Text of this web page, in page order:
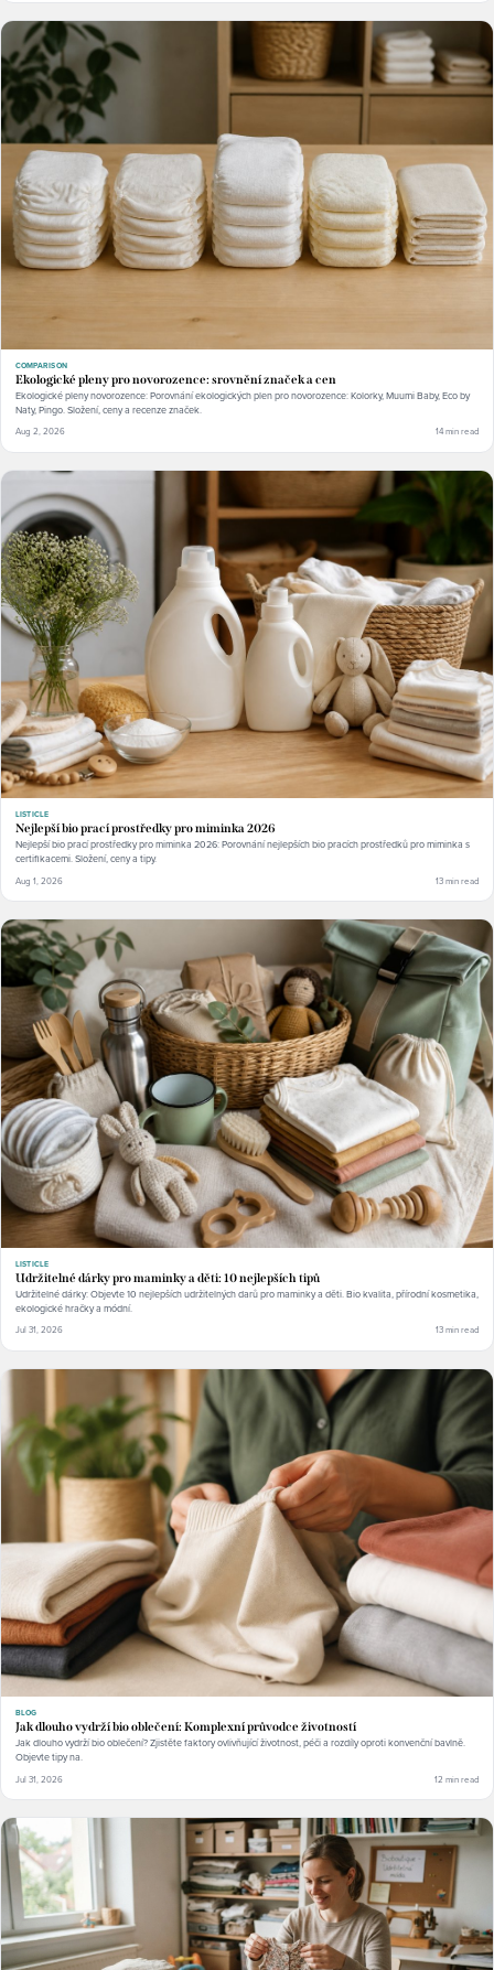
COMPARISON
Ekologické pleny pro novorozence: srovnění značek a cen
Ekologické pleny novorozence: Porovnání ekologických plen pro novorozence: Kolorky, Muumi Baby, Eco by
Naty, Pingo. Složení, ceny a recenze značek.
Aug 2, 2026 14 min read
LISTICLE
Nejlepší bio prací prostředky pro miminka 2026
Nejlepší bio prací prostředky pro miminka 2026: Porovnání nejlepších bio pracích prostředků pro miminka s
certifikacemi. Složení, ceny a tipy.
Aug 1, 2026 13 min read
LISTICLE
Udržitelné dárky pro maminky a děti: 10 nejlepších tipů
Udržitelné dárky: Objevte 10 nejlepších udržitelných darů pro maminky a děti. Bio kvalita, přírodní kosmetika,
ekologické hračky a módní.
Jul 31, 2026 13 min read
BLOG
Jak dlouho vydrží bio oblečení: Komplexní průvodce životností
Jak dlouho vydrží bio oblečení? Zjistěte faktory ovlivňující životnost, péči a rozdíly oproti konvenční bavlně.
Objevte tipy na.
Jul 31, 2026 12 min read